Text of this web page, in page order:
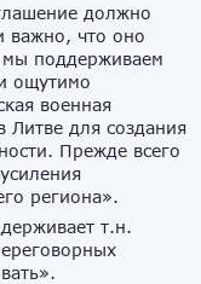
должно
важно, что оно
мы поддерживаем
ощутимо
военная
Литве для создания
Прежде всего
региона».
т.н.